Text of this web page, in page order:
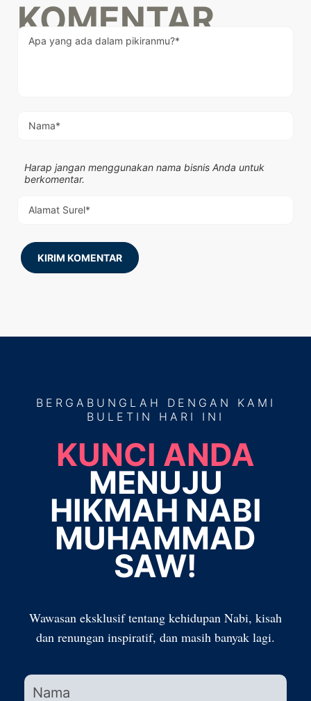
KOMENTAR
Harap jangan menggunakan nama bisnis Anda untuk
berkomentar.
KIRIM KOMENTAR
BERGABUNGLAH DENGAN KAMI
BULETIN HARI INI
KUNCI ANDA
MENUJU
HIKMAH NABI
MUHAMMAD
SAW!
Wawasan eksklusif tentang kehidupan Nabi, kisah
dan renungan inspiratif, dan masih banyak lagi.